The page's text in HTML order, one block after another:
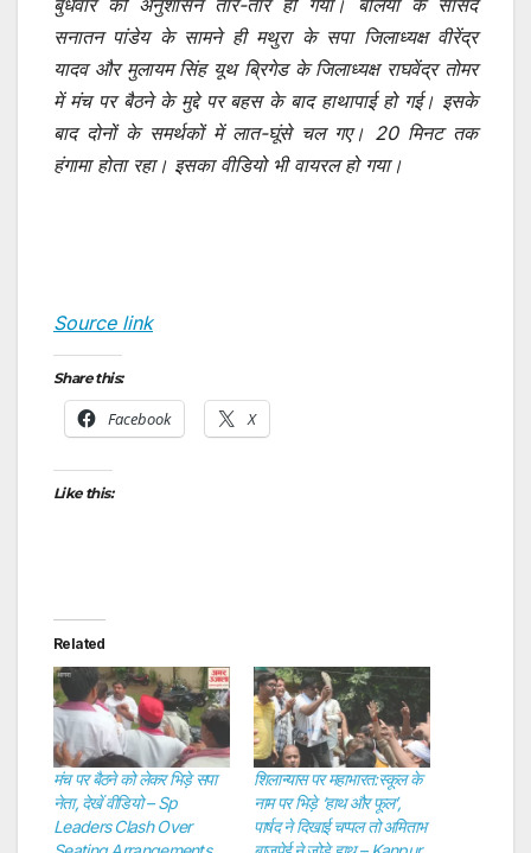
सनातन पांडेय के सामने ही मथुरा के सपा जिलाध्यक्ष वीरेंद्र
यादव और मुलायम सिंह यूथ ब्रिगेड के जिलाध्यक्ष राघवेंद्र तोमर
में मंच पर बैठने के मुद्दे पर बहस के बाद हाथापाई हो गई। इसके
बाद दोनों के समर्थकों में लात-घूंसे चल गए। 20 मिनट तक
हंगामा होता रहा। इसका वीडियो भी वायरल हो गया।
Source link
Share this:
Facebook X
Like this:
Related
मंच पर बैठने को लेकर भिड़े सपा
नेता, देखें वीडियो – Sp
Leaders Clash Over
शिलान्यास पर महाभारत:स्कूल के
नाम पर भिड़े ‘हाथ और फूल’,
पार्षद ने दिखाई चप्पल तो अमिताभ